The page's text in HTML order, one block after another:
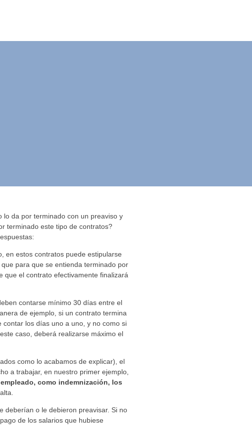
lo da por terminado con un preaviso y
terminado este tipo de contratos?
en estos contratos puede estipularse
para que se entienda terminado por
que el contrato efectivamente finalizará
contarse mínimo 30 días entre el
de ejemplo, si un contrato termina
los días uno a uno, y no como si
caso, deberá realizarse máximo el
como lo acabamos de explicar), el
a trabajar, en nuestro primer ejemplo,
como indemnización, los
deberían o le debieron preavisar. Si no
de los salarios que hubiese